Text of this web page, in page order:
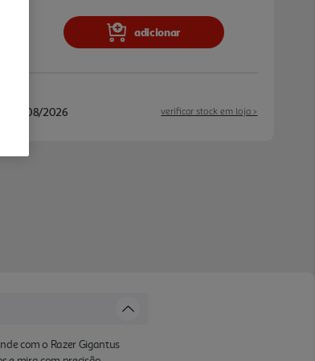
de resposta no rastreamento,
pelo mousepad, oferecend o
DE BORRACHA DE ALTA
no lugar mesmo durante as ses
à base antiderrapante. Com uma
para os punhos durante os jogos.
adicionar
verificar stock em loja >
e 14/08/2026
com o Razer Gigantus